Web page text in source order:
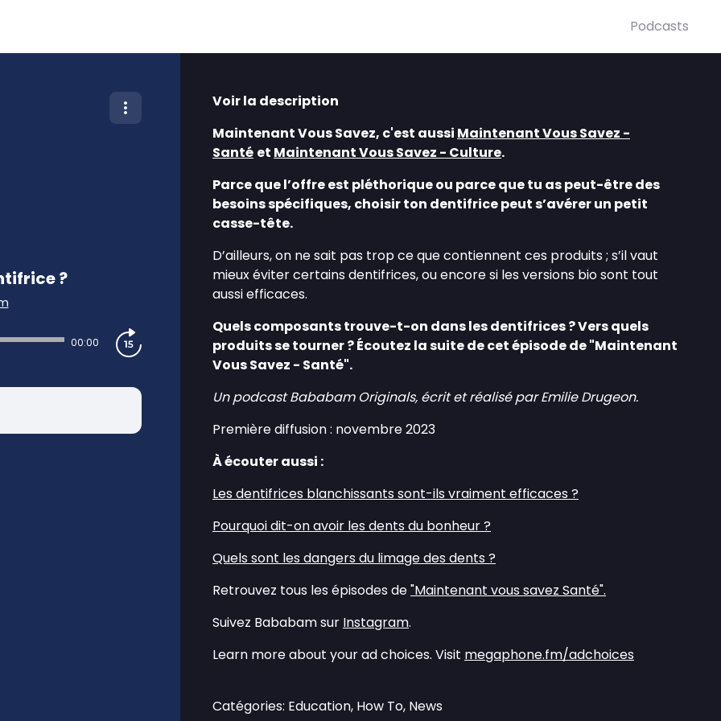
Podcasts
?
00:00
Voir la description
Maintenant Vous Savez, c'est aussi ⁠Maintenant Vous Savez -
Santé⁠ et Maintenant Vous Savez - Culture.
Parce que l’offre est pléthorique ou parce que tu as peut-être des
besoins spécifiques, choisir ton dentifrice peut s’avérer un petit
casse-tête.
D’ailleurs, on ne sait pas trop ce que contiennent ces produits ; s’il vaut
mieux éviter certains dentifrices, ou encore si les versions bio sont tout
aussi efficaces.
Quels composants trouve-t-on dans les dentifrices ? Vers quels
produits se tourner ? Écoutez la suite de cet épisode de "Maintenant
Vous Savez - Santé".
Un podcast Bababam Originals, écrit et réalisé par Emilie Drugeon.
Première diffusion : novembre 2023
À écouter aussi :
Les dentifrices blanchissants sont-ils vraiment efficaces ?
Pourquoi dit-on avoir les dents du bonheur ?
Quels sont les dangers du limage des dents ?
Retrouvez tous les épisodes de⁠⁠⁠⁠⁠⁠⁠⁠⁠⁠⁠"Maintenant vous savez Santé".⁠⁠⁠⁠⁠⁠⁠⁠⁠⁠⁠
Suivez Bababam sur ⁠⁠⁠⁠⁠⁠⁠⁠⁠⁠⁠Instagram⁠⁠⁠⁠⁠⁠⁠⁠⁠⁠⁠.
Learn more about your ad choices. Visit megaphone.fm/adchoices
Catégories: Education, How To, News